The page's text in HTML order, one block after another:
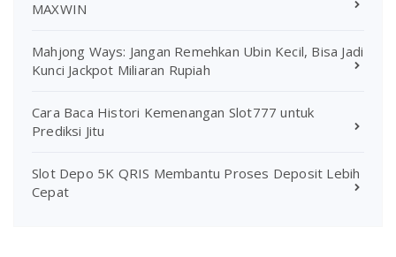
MAXWIN
Mahjong Ways: Jangan Remehkan Ubin Kecil, Bisa Jadi
Kunci Jackpot Miliaran Rupiah
Cara Baca Histori Kemenangan Slot777 untuk
Prediksi Jitu
Slot Depo 5K QRIS Membantu Proses Deposit Lebih
Cepat